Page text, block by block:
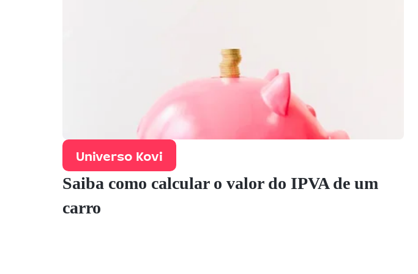
Universo Kovi
Saiba como calcular o valor do IPVA de um
carro